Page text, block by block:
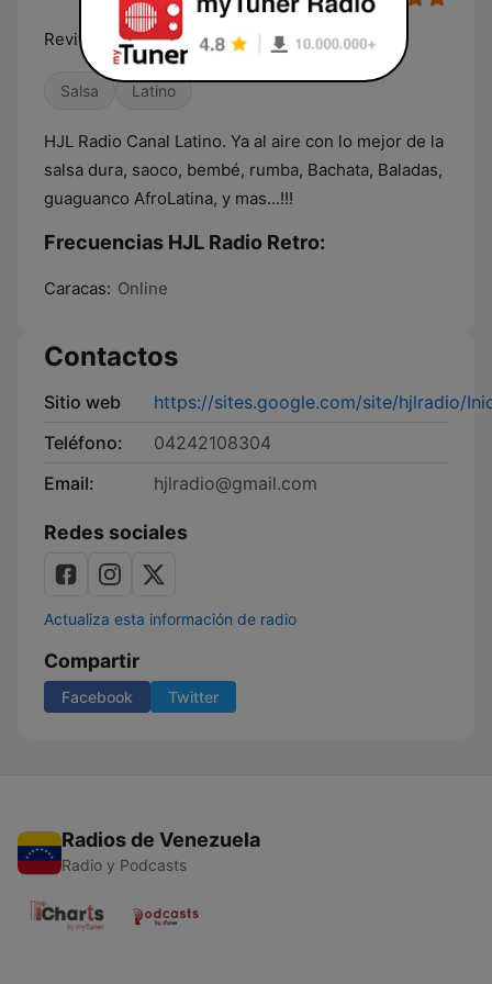
Reviviendo Generaciones
Salsa Latino
HJL Radio Canal Latino. Ya al aire con lo mejor de la
salsa dura, saoco, bembé, rumba, Bachata, Baladas,
guaguanco AfroLatina, y mas...!!!
Frecuencias HJL Radio Retro:
Caracas: Online
Contactos
Sitio web
https://sites.google.com/site/hjlradio/
Teléfono:
04242108304
Email:
hjlradio@gmail.com
Redes sociales
Actualiza esta información de radio
Compartir
Facebook Twitter
Radios de Venezuela
Radio y Podcasts